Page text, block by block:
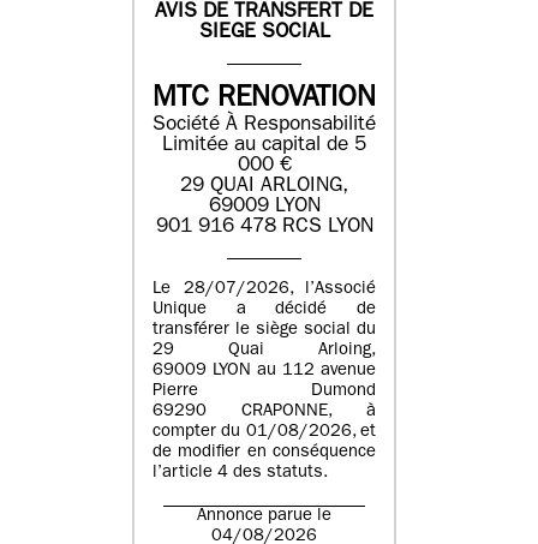
AVIS DE TRANSFERT DE
SIEGE SOCIAL
MTC RENOVATION
Société À Responsabilité
Limitée au capital de 5
000 €
29 QUAI ARLOING,
69009 LYON
901 916 478 RCS LYON
Le 28/07/2026, l’Associé
Unique a décidé de
transférer le siège social du
29 Quai Arloing,
69009 LYON au 112 avenue
Pierre Dumond
69290 CRAPONNE, à
compter du 01/08/2026, et
de modifier en conséquence
l’article 4 des statuts.
Annonce parue le
04/08/2026